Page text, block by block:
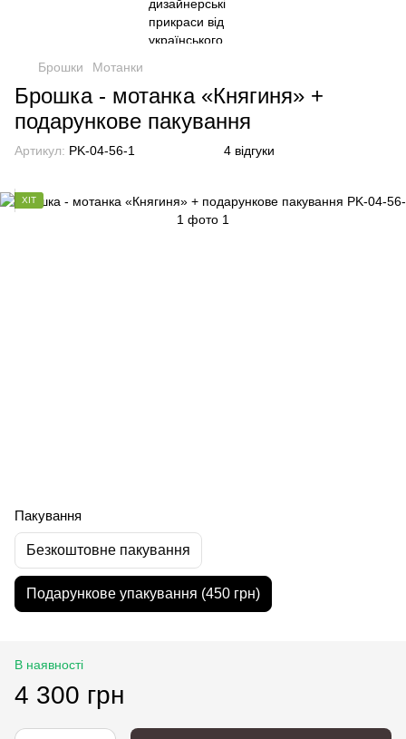
Брошки Мотанки
Брошка - мотанка «Княгиня» +
подарункове пакування
Артикул: PK-04-56-1 4 відгуки
ХІТ
Пакування
Безкоштовне пакування
Подарункове упакування (450 грн)
В наявності
4 300 грн